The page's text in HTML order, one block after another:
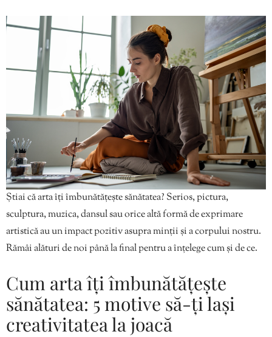
Știai că arta îți îmbunătățește sănătatea? Serios, pictura,
sculptura, muzica, dansul sau orice altă formă de exprimare
artistică au un impact pozitiv asupra minții și a corpului nostru.
Rămâi alături de noi până la final pentru a înțelege cum și de ce.
Cum arta îți îmbunătățește
sănătatea: 5 motive să-ți lași
creativitatea la joacă